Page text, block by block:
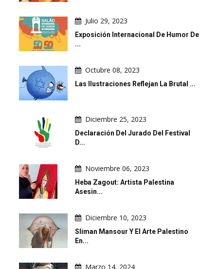
Julio 29, 2023
Exposición Internacional De Humor De
...
Octubre 08, 2023
Las Ilustraciones Reflejan La Brutal ...
Diciembre 25, 2023
Declaración Del Jurado Del Festival
D...
Noviembre 06, 2023
Heba Zagout: Artista Palestina
Asesin...
Diciembre 10, 2023
Sliman Mansour Y El Arte Palestino
En...
Marzo 14, 2024